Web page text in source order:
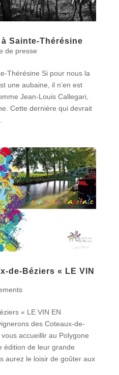
Sainte-Thérésine
de presse
Thérésine Si pour nous la
une aubaine, il n’en est
Jean-Louis Callegari,
Cette dernière qui devrait
de-Béziers « LE VIN
« LE VIN EN
des Coteaux-de-
accueillir au Polygone
édition de leur grande
aurez le loisir de goûter aux